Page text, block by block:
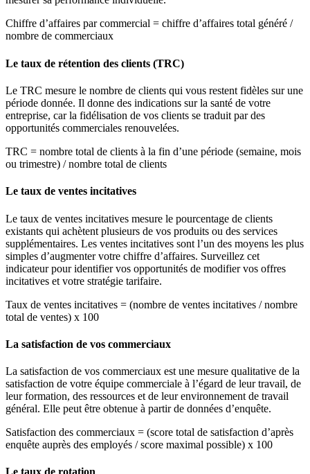
Chiffre d’affaires par commercial = chiffre d’affaires total généré /
nombre de commerciaux
Le taux de rétention des clients (TRC)
Le TRC mesure le nombre de clients qui vous restent fidèles sur une
période donnée. Il donne des indications sur la santé de votre
entreprise, car la fidélisation de vos clients se traduit par des
opportunités commerciales renouvelées.
TRC = nombre total de clients à la fin d’une période (semaine, mois
ou trimestre) / nombre total de clients
Le taux de ventes incitatives
Le taux de ventes incitatives mesure le pourcentage de clients
existants qui achètent plusieurs de vos produits ou des services
supplémentaires. Les ventes incitatives sont l’un des moyens les plus
simples d’augmenter votre chiffre d’affaires. Surveillez cet
indicateur pour identifier vos opportunités de modifier vos offres
incitatives et votre stratégie tarifaire.
Taux de ventes incitatives = (nombre de ventes incitatives / nombre
total de ventes) x 100
La satisfaction de vos commerciaux
La satisfaction de vos commerciaux est une mesure qualitative de la
satisfaction de votre équipe commerciale à l’égard de leur travail, de
leur formation, des ressources et de leur environnement de travail
général. Elle peut être obtenue à partir de données d’enquête.
Satisfaction des commerciaux = (score total de satisfaction d’après
enquête auprès des employés / score maximal possible) x 100